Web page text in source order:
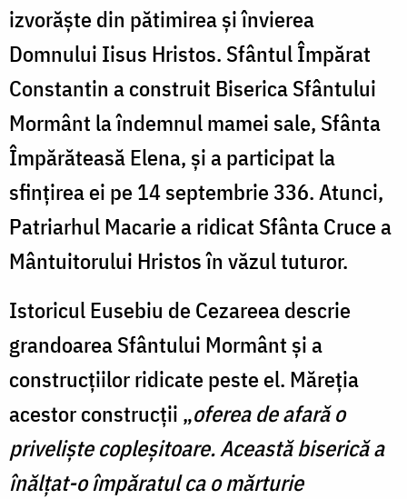
izvorăște din pătimirea și învierea
Domnului Iisus Hristos. Sfântul Împărat
Constantin a construit Biserica Sfântului
Mormânt la îndemnul mamei sale, Sfânta
Împărăteasă Elena, și a participat la
sfințirea ei pe 14 septembrie 336. Atunci,
Patriarhul Macarie a ridicat Sfânta Cruce a
Mântuitorului Hristos în văzul tuturor.
Istoricul Eusebiu de Cezareea descrie
grandoarea Sfântului Mormânt și a
construcțiilor ridicate peste el. Măreția
acestor construcții „oferea de afară o
priveliște copleșitoare. Această biserică a
înălțat-o împăratul ca o mărturie